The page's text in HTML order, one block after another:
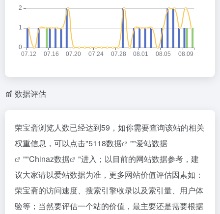
数据评估
荣宝斋浏览人数已经达到59，如你需要查询该站的相关
权重信息，可以点击"5118数据 ""爱站数据
""Chinaz数据
"进入；以目前的网站数据参考，建
议大家请以爱站数据为准，更多网站价值评估因素如：
荣宝斋的访问速度、搜索引擎收录以及索引量、用户体
验等；当然要评估一个站的价值，最主要还是需要根据